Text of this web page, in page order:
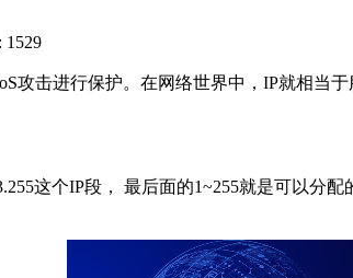
1529
攻击进行保护。在网络世界中，IP就相当
这个IP段， 最后面的1~255就是可以分